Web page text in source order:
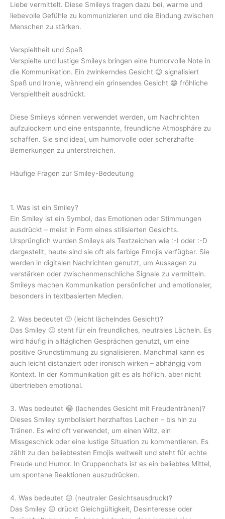
Liebe vermittelt. Diese Smileys tragen dazu bei, warme und
liebevolle Gefühle zu kommunizieren und die Bindung zwischen
Menschen zu stärken.
Verspieltheit und Spaß
Verspielte und lustige Smileys bringen eine humorvolle Note in
die Kommunikation. Ein zwinkerndes Gesicht 😉 signalisiert
Spaß und Ironie, während ein grinsendes Gesicht 😁 fröhliche
Verspieltheit ausdrückt.
Diese Smileys können verwendet werden, um Nachrichten
aufzulockern und eine entspannte, freundliche Atmosphäre zu
schaffen. Sie sind ideal, um humorvolle oder scherzhafte
Bemerkungen zu unterstreichen.
Häufige Fragen zur Smiley-Bedeutung
1. Was ist ein Smiley?
Ein Smiley ist ein Symbol, das Emotionen oder Stimmungen
ausdrückt – meist in Form eines stilisierten Gesichts.
Ursprünglich wurden Smileys als Textzeichen wie :-) oder :-D
dargestellt, heute sind sie oft als farbige Emojis verfügbar. Sie
werden in digitalen Nachrichten genutzt, um Aussagen zu
verstärken oder zwischenmenschliche Signale zu vermitteln.
Smileys machen Kommunikation persönlicher und emotionaler,
besonders in textbasierten Medien.
2. Was bedeutet 🙂 (leicht lächelndes Gesicht)?
Das Smiley 🙂 steht für ein freundliches, neutrales Lächeln. Es
wird häufig in alltäglichen Gesprächen genutzt, um eine
positive Grundstimmung zu signalisieren. Manchmal kann es
auch leicht distanziert oder ironisch wirken – abhängig vom
Kontext. In der Kommunikation gilt es als höflich, aber nicht
übertrieben emotional.
3. Was bedeutet 😂 (lachendes Gesicht mit Freudentränen)?
Dieses Smiley symbolisiert herzhaftes Lachen – bis hin zu
Tränen. Es wird oft verwendet, um einen Witz, ein
Missgeschick oder eine lustige Situation zu kommentieren. Es
zählt zu den beliebtesten Emojis weltweit und steht für echte
Freude und Humor. In Gruppenchats ist es ein beliebtes Mittel,
um spontane Reaktionen auszudrücken.
4. Was bedeutet 😐 (neutraler Gesichtsausdruck)?
Das Smiley 😐 drückt Gleichgültigkeit, Desinteresse oder